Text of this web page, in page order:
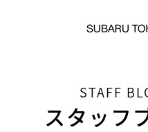
STAFF
スタッフ